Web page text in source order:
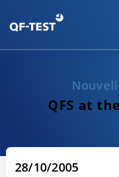
QFS at
28/10/2005